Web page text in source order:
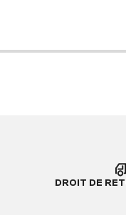
DROIT DE